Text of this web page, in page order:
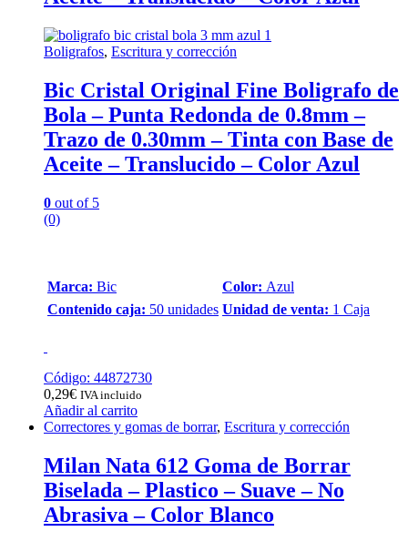
Boligrafos, Escritura y corrección
Bic Cristal Original Fine Boligrafo de
Bola – Punta Redonda de 0.8mm –
Trazo de 0.30mm – Tinta con Base de
Aceite – Translucido – Color Azul
0 out of 5
(0)
Marca: Bic Color: Azul
Contenido caja: 50 unidades Unidad de venta: 1 Caja
Código: 44872730
0,29€ IVA incluido
Añadir al carrito
Correctores y gomas de borrar, Escritura y corrección
Milan Nata 612 Goma de Borrar
Biselada – Plastico – Suave – No
Abrasiva – Color Blanco